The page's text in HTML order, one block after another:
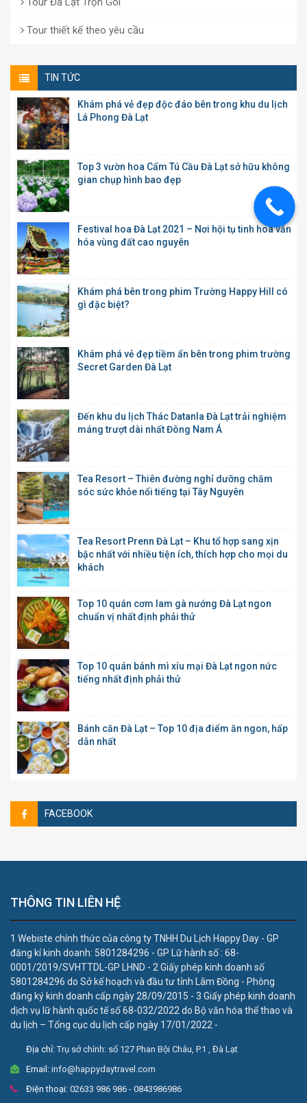
Tour thiết kế theo yêu cầu
TIN TỨC
Khám phá vẻ đẹp độc đáo bên trong khu du lịch
Lá Phong Đà Lạt
Top 3 vườn hoa Cẩm Tú Cầu Đà Lạt sở hữu không
gian chụp hình bao đẹp
Festival hoa Đà Lạt 2021 – Nơi hội tụ tinh hoa văn
hóa vùng đất cao nguyên
Khám phá bên trong phim Trường Happy Hill có
gì đặc biệt?
Khám phá vẻ đẹp tiềm ẩn bên trong phim trường
Secret Garden Đà Lạt
Đến khu du lịch Thác Datanla Đà Lạt trải nghiệm
máng trượt dài nhất Đông Nam Á
Tea Resort – Thiên đường nghỉ dưỡng chăm
sóc sức khỏe nổi tiếng tại Tây Nguyên
Tea Resort Prenn Đà Lạt – Khu tổ hợp sang xịn
bậc nhất với nhiều tiện ích, thích hợp cho mọi du
khách
Top 10 quán cơm lam gà nướng Đà Lạt ngon
chuẩn vị nhất định phải thử
Top 10 quán bánh mì xíu mại Đà Lạt ngon nức
tiếng nhất định phải thử
Bánh căn Đà Lạt – Top 10 địa điểm ăn ngon, hấp
dẫn nhất
FACEBOOK
THÔNG TIN LIÊN HỆ
1 Webiste chính thức của công ty TNHH Du Lịch Happy Day - GP
đăng kí kinh doanh: 5801284296 - GP Lữ hành số : 68-
0001/2019/SVHTTDL-GP LHND - 2 Giấy phép kinh doanh số
5801284296 do Sở kế hoạch và đầu tư tỉnh Lâm Đồng - Phòng
đăng ký kinh doanh cấp ngày 28/09/2015 - 3 Giấy phép kinh doanh
dịch vụ lữ hành quốc tế số 68-032/2022 do Bộ văn hóa thể thao và
du lịch – Tổng cục du lịch cấp ngày 17/01/2022 -
Địa chỉ:Trụ sở chính: số 127 Phan Bội Châu, P.1 , Đà Lạt
Email: info@happydaytravel.com
Điện thoại: 02633 986 986 - 0843986986